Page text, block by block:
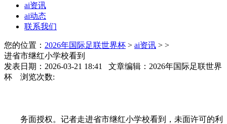
ai资讯
ai动态
联系我们
您的位置： 2026年国际足联世界杯 > ai资讯 > >
进省市继红小学校看到
发表日期：2026-03-21 18:41 文章编辑：2026年国际足联世界
杯 浏览次数:
务面授权。记者走进省市继红小学校看到，未面许可的利